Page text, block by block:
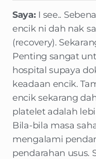
Saya: I see..
encik ni dah nak
(recovery).
Penting sangat
hospital supaya
keadaan encik.
encik sekarang
platelet adalah
Bila-bila masa
mengalami
pendarahan usus.